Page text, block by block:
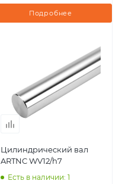
Подробнее
Цилиндрический вал
ARTNC WV12/h7
Есть в наличии: 1